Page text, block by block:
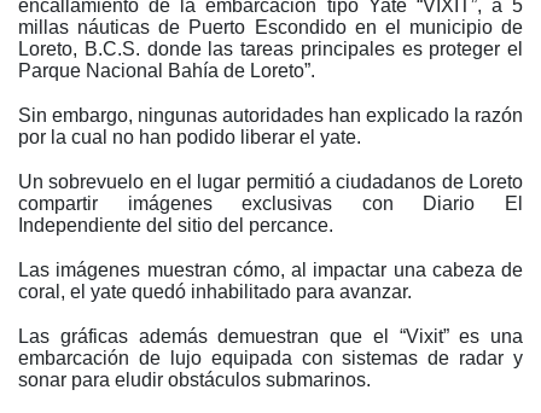
encallamiento de la embarcación tipo Yate “VIXIT”, a 5
millas náuticas de Puerto Escondido en el municipio de
Loreto, B.C.S. donde las tareas principales es proteger el
Parque Nacional Bahía de Loreto”.
Sin embargo, ningunas autoridades han explicado la razón
por la cual no han podido liberar el yate.
Un sobrevuelo en el lugar permitió a ciudadanos de Loreto
compartir imágenes exclusivas con Diario El
Independiente del sitio del percance.
Las imágenes muestran cómo, al impactar una cabeza de
coral, el yate quedó inhabilitado para avanzar.
Las gráficas además demuestran que el “Vixit” es una
embarcación de lujo equipada con sistemas de radar y
sonar para eludir obstáculos submarinos.